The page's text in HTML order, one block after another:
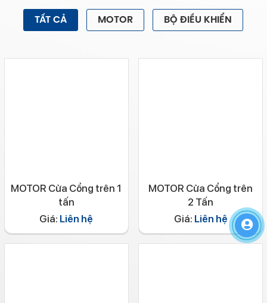
TẤT CẢ MOTOR BỘ ĐIỀU KHIỂN
MOTOR Cửa Cổng trên 1
tấn
Giá: Liên hệ
MOTOR Cửa Cổng trên
2 Tấn
Giá: Liên hệ